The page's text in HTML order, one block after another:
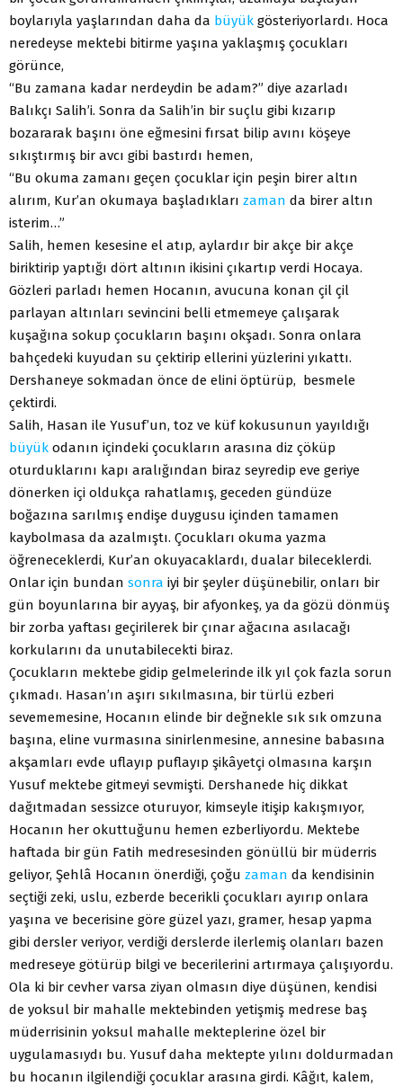
boylarıyla yaşlarından daha da büyük gösteriyorlardı. Hoca
neredeyse mektebi bitirme yaşına yaklaşmış çocukları
görünce,
“Bu zamana kadar nerdeydin be adam?” diye azarladı
Balıkçı Salih’i. Sonra da Salih’in bir suçlu gibi kızarıp
bozararak başını öne eğmesini fırsat bilip avını köşeye
sıkıştırmış bir avcı gibi bastırdı hemen,
“Bu okuma zamanı geçen çocuklar için peşin birer altın
alırım, Kur’an okumaya başladıkları zaman da birer altın
isterim…”
Salih, hemen kesesine el atıp, aylardır bir akçe bir akçe
biriktirip yaptığı dört altının ikisini çıkartıp verdi Hocaya.
Gözleri parladı hemen Hocanın, avucuna konan çil çil
parlayan altınları sevincini belli etmemeye çalışarak
kuşağına sokup çocukların başını okşadı. Sonra onlara
bahçedeki kuyudan su çektirip ellerini yüzlerini yıkattı.
Dershaneye sokmadan önce de elini öptürüp, besmele
çektirdi.
Salih, Hasan ile Yusuf’un, toz ve küf kokusunun yayıldığı
büyük odanın içindeki çocukların arasına diz çöküp
oturduklarını kapı aralığından biraz seyredip eve geriye
dönerken içi oldukça rahatlamış, geceden gündüze
boğazına sarılmış endişe duygusu içinden tamamen
kaybolmasa da azalmıştı. Çocukları okuma yazma
öğreneceklerdi, Kur’an okuyacaklardı, dualar bileceklerdi.
Onlar için bundan sonra iyi bir şeyler düşünebilir, onları bir
gün boyunlarına bir ayyaş, bir afyonkeş, ya da gözü dönmüş
bir zorba yaftası geçirilerek bir çınar ağacına asılacağı
korkularını da unutabilecekti biraz.
Çocukların mektebe gidip gelmelerinde ilk yıl çok fazla sorun
çıkmadı. Hasan’ın aşırı sıkılmasına, bir türlü ezberi
sevememesine, Hocanın elinde bir değnekle sık sık omzuna
başına, eline vurmasına sinirlenmesine, annesine babasına
akşamları evde uflayıp puflayıp şikâyetçi olmasına karşın
Yusuf mektebe gitmeyi sevmişti. Dershanede hiç dikkat
dağıtmadan sessizce oturuyor, kimseyle itişip kakışmıyor,
Hocanın her okuttuğunu hemen ezberliyordu. Mektebe
haftada bir gün Fatih medresesinden gönüllü bir müderris
geliyor, Şehlâ Hocanın önerdiği, çoğu zaman da kendisinin
seçtiği zeki, uslu, ezberde becerikli çocukları ayırıp onlara
yaşına ve becerisine göre güzel yazı, gramer, hesap yapma
gibi dersler veriyor, verdiği derslerde ilerlemiş olanları bazen
medreseye götürüp bilgi ve becerilerini artırmaya çalışıyordu.
Ola ki bir cevher varsa ziyan olmasın diye düşünen, kendisi
de yoksul bir mahalle mektebinden yetişmiş medrese baş
müderrisinin yoksul mahalle mekteplerine özel bir
uygulamasıydı bu. Yusuf daha mektepte yılını doldurmadan
bu hocanın ilgilendiği çocuklar arasına girdi. Kâğıt, kalem,